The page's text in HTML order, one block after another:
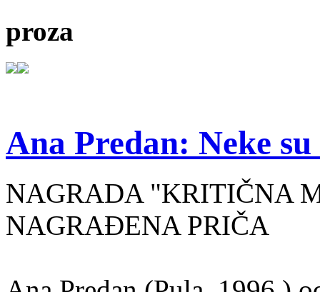
proza
Ana Predan: Neke
NAGRADA "KRITIČNA
NAGRAĐENA PRIČA